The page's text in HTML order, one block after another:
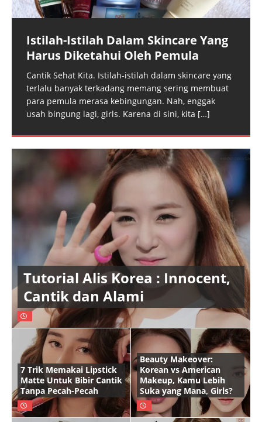
Istilah-Istilah Dalam Skincare Yang
Harus Diketahui Oleh Pemula
Cantik Sehat Kita. Istilah-istilah dalam skincare yang
terlalu banyak terkadang memang sering membuat
para pemula merasa kebingungan. Nah, enggak
usah bingung lagi, girls. Karena di sini, kita […]
Tutorial Alis Korea : Innocent,
Cantik dan Alami
7 Trik Memakai Lipstick
Matte Untuk Bibir Cantik
Tanpa Pecah-Pecah
Beauty Makeover:
Korean vs American
Makeup, Kamu Lebih
Suka yang Mana, Girls?